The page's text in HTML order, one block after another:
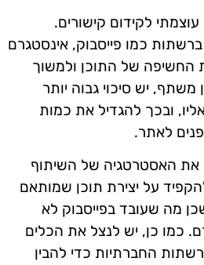
לקידום קישורים.
כמו פייסבוק, אינסטגרם
החשיפה של התוכן ולמשוך
יש סיכוי גבוה יותר
ובכך להגדיל את כמות
לאתר.
את האסטרטגיה של השיתוף
על יצירת תוכן שמותאם
מה שעובד בפייסבוק לא
כמו כן, יש לנצל את הכלים
החברתיות כדי להבין